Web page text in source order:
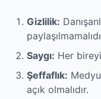
Gizlilik:
Saygı: Her
Şeffaflık:
açık olmalıdır.